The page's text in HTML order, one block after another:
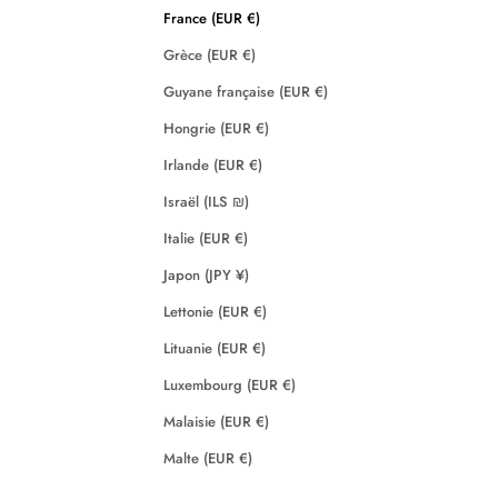
France (EUR €)
Grèce (EUR €)
Guyane française (EUR €)
Hongrie (EUR €)
Irlande (EUR €)
Israël (ILS ₪)
Italie (EUR €)
Japon (JPY ¥)
Lettonie (EUR €)
Lituanie (EUR €)
Luxembourg (EUR €)
Malaisie (EUR €)
Malte (EUR €)